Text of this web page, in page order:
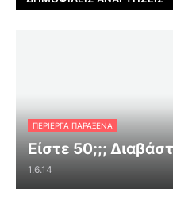
ΠΕΡΊΕΡΓΑ ΠΑΡΆΞΕΝΑ
Είστε 50;;;
1.6.14